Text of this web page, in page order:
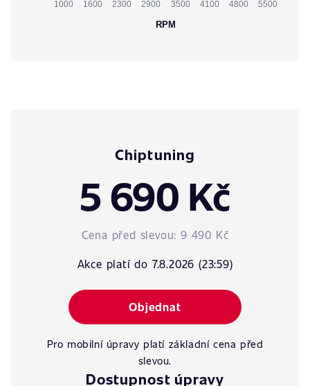
1000 1600 2300 2900 3500 4100 4800 5500
RPM
Chiptuning
5 690 Kč
Cena před slevou: 9 490 Kč
Akce platí do 7.8.2026 (23:59)
Objednat
Pro mobilní úpravy platí základní cena před
slevou.
Dostupnost úpravy